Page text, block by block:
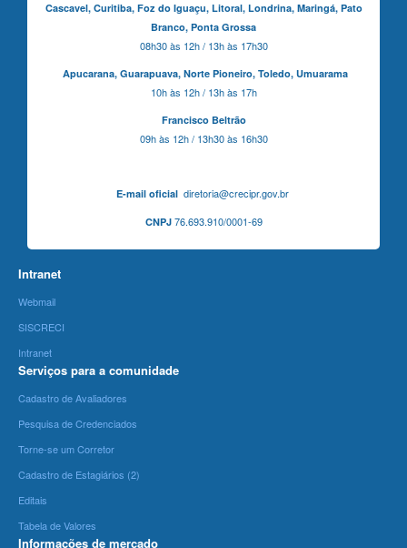
Cascavel, Curitiba,Foz do Iguaçu, Litoral, Londrina, Maringá, Pato
Branco, Ponta Grossa
08h30 às 12h / 13h às 17h30
Apucarana, Guarapuava, Norte Pioneiro, Toledo, Umuarama
10h às 12h / 13h às 17h
Francisco Beltrão
09h às 12h / 13h30 às 16h30
E-mail oficialdiretoria@crecipr.gov.br
CNPJ76.693.910/0001-69
Intranet
Webmail
SISCRECI
Intranet
Serviços para a comunidade
Cadastro de Avaliadores
Pesquisa de Credenciados
Torne-se um Corretor
Cadastro de Estagiários (2)
Editais
Tabela de Valores
Informações de mercado